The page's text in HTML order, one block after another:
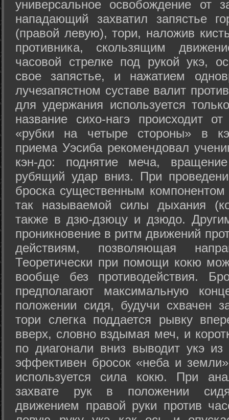
универсальное освобождение от
нападающий захватил запястье
(правой левую), тори, наложив
противника, скользящим
часовой стрелке под рукой укэ,
свое запястье, и нажатием
лучезапястном суставе валит
для удержания используется
название сихо-нагэ происходит
«рубки на четыре стороны» в
приема Уэсиба рекомендовал
кэн-до: поднятие меча,
рубящий удар вниз. При
броска существенным компонентом
так называемой силы дыхания
также в дзю-дзюцу и дзюдо.
проникновение в ритм движений
действиям, позволяющая
Теоретически при помощи кокю
вообще без противодействия.
предполагают максимальную
положении сидя, будучи схвачен
тори слегка поддается рывку
вверх, словно вздымая меч, и
по диагонали вниз выводит укэ
эффективен бросок «неба и
используется сила кокю. При
захвате рук в положении
движением правой руки против